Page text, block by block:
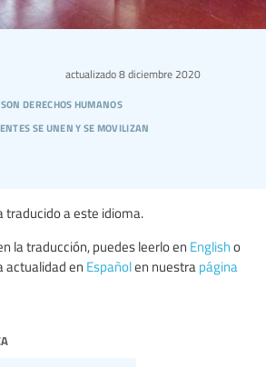
derechos humanos
se unen y se movilizan
actualizado8 diciembre 2020
traducido a este idioma.
la traducción, puedes leerlo en English o
actualidad en Españolen nuestra página